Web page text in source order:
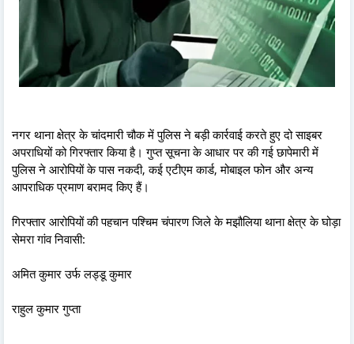
नगर थाना क्षेत्र के चांदमारी चौक में पुलिस ने बड़ी कार्रवाई करते हुए दो साइबर
अपराधियों को गिरफ्तार किया है। गुप्त सूचना के आधार पर की गई छापेमारी में
पुलिस ने आरोपियों के पास नकदी, कई एटीएम कार्ड, मोबाइल फोन और अन्य
आपराधिक प्रमाण बरामद किए हैं।
गिरफ्तार आरोपियों की पहचान पश्चिम चंपारण जिले के मझौलिया थाना क्षेत्र के घोड़ा
सेमरा गांव निवासी:
अमित कुमार उर्फ लड्डू कुमार
राहुल कुमार गुप्ता